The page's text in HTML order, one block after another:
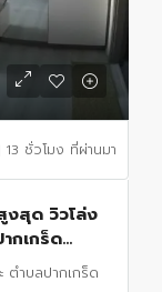
13 ชั่วโมง ที่ผ่านมา
งสุด วิวโล่ง
กเกร็ด
ำบลปากเกร็ด